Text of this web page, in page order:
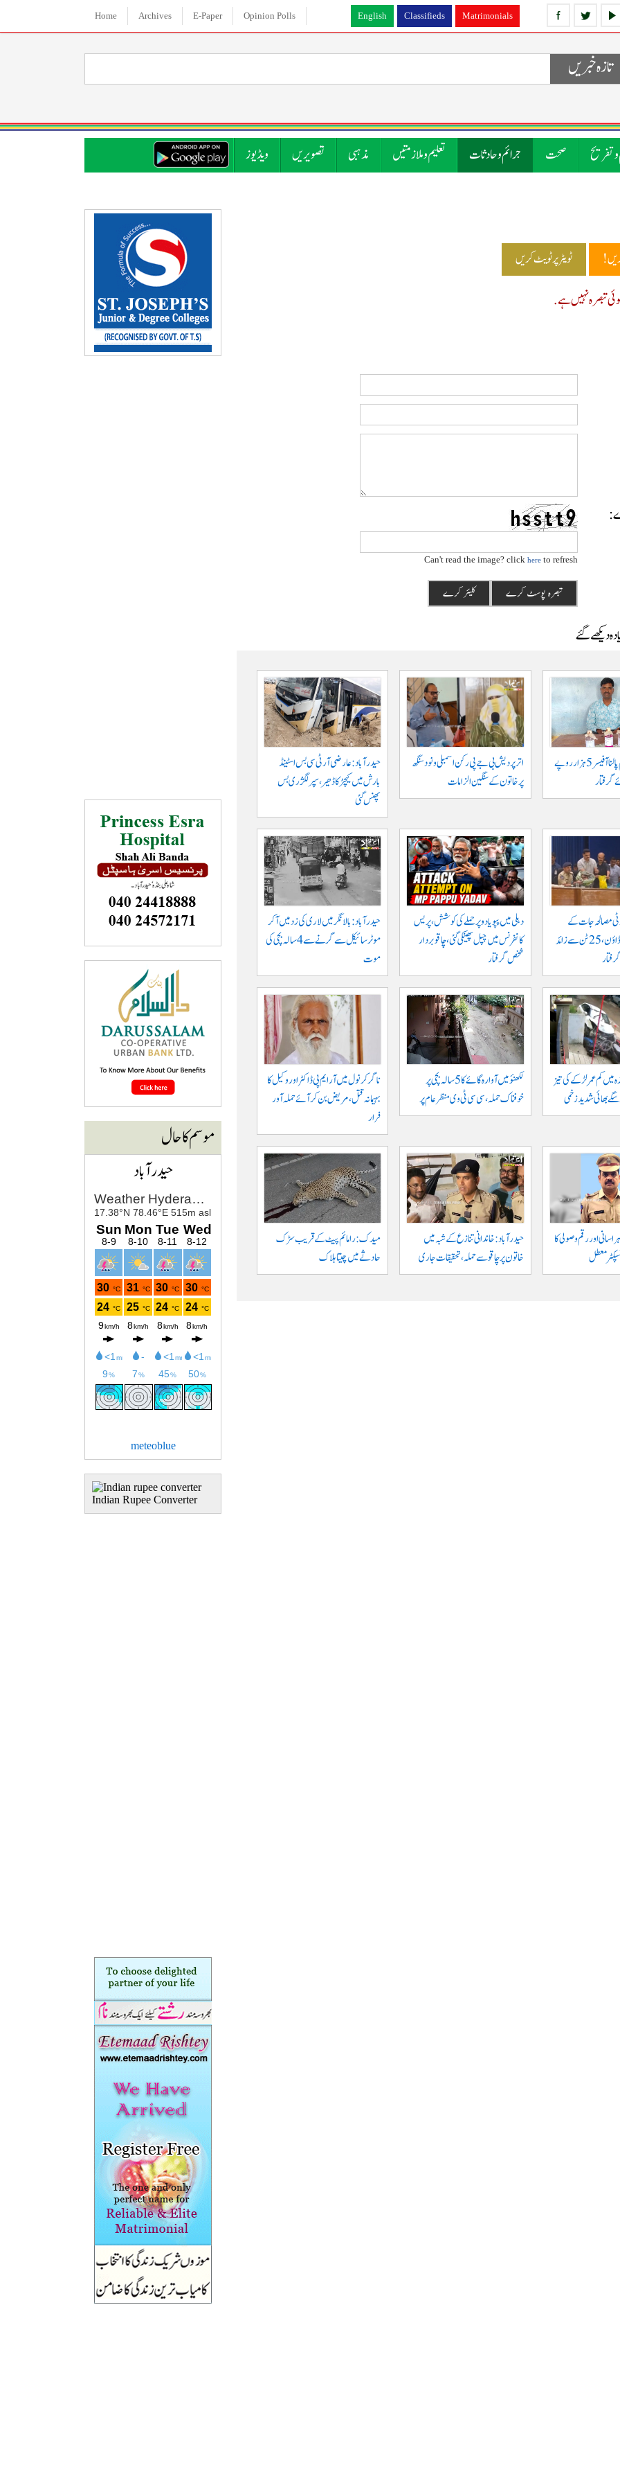
English Classifieds Matrimonials
Home Archives E-Paper Opinion Polls
تازہ خبریں
تفریح صحت جرائم و حادثات تعلیم و ملازمتیں مذہبی تصویریں ویڈیوز
ٹویٹر پر ٹویٹ کریں
تبصرہ نہیں ہے.
Can't read the image? click hereto refresh
دیکھے گئے
جگتیال میں گرام پالنا آفیسر 5 ہزار روپے
اتر پردیش بی جے پی رکن اسمبلی ونود سنگھ
پر خاتون کے سنگین الزامات
حیدرآباد: عارضی آر ٹی سی بس اسٹینڈ
بارش میں کیچڑ کا ڈھیر، سپر لگژری بس
پھنس گئی
مصالحہ جات کے
خلاف بڑا کریک ڈاؤن، 25 ٹن سے زائد
دہلی میں پپو یادو پر حملے کی کوشش، پریس
کانفرنس میں چپل پھینکی گئی، چاقو بردار
شخص گرفتار
حیدرآباد: بالا نگر میں لاری کی زد میں آکر
موٹرسائیکل سے گرنے سے 4 سالہ بچی کی
موت
میں کم عمر لڑکے کی تیز
سگے بھائی شدید زخمی
لکھنؤ میں آوارہ گائے کا 5 سالہ بچی پر
خوفناک حملہ، سی سی ٹی وی منظر عام پر
ناگرکرنول میں آر ایم پی ڈاکٹر اور وکیل کا
بہیمانہ قتل، مریض بن کر آئے حملہ آور
فرار
اور رقم وصولی کا
معطل
حیدرآباد: خاندانی تنازع کے شبہ میں
خاتون پر چاقو سے حملہ، تحقیقات جاری
میدک: رامائم پیٹ کے قریب سڑک
حادثے میں چیتا ہلاک
موسم کا حال
حیدرآباد
meteoblue
Indian Rupee Converter